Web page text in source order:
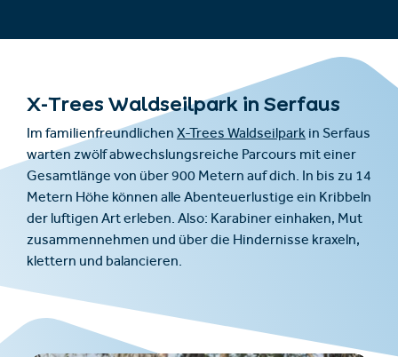
X-Trees Waldseilpark in Serfaus
Im familienfreundlichen X-Trees Waldseilpark in Serfaus
warten zwölf abwechslungsreiche Parcours mit einer
Gesamtlänge von über 900 Metern auf dich. In bis zu 14
Metern Höhe können alle Abenteuerlustige ein Kribbeln
der luftigen Art erleben. Also: Karabiner einhaken, Mut
zusammennehmen und über die Hindernisse kraxeln,
klettern und balancieren.